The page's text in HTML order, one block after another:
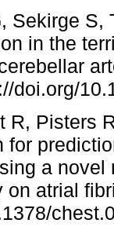
Sekirge S,
in the
doi.org/
R, Pisters
for
a
on atrial